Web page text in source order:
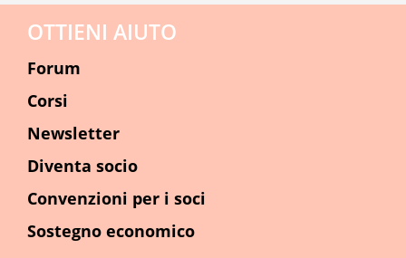
OTTIENI AIUTO
Forum
Corsi
Newsletter
Diventa socio
Convenzioni per i soci
Sostegno economico